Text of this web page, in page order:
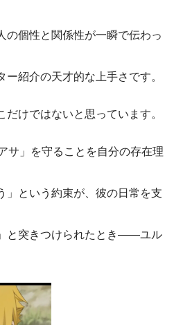
の個性と関係性が一瞬で伝わっ
紹介の天才的な上手さです。
だけではないと思っています。
サ」を守ることを自分の存在理
」という約束が、彼の日常を支
と突きつけられたとき――ユル